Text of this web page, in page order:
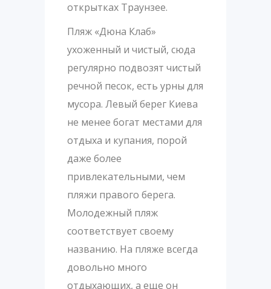
открытках Траунзее.
Пляж «Дюна Клаб»
ухоженный и чистый, сюда
регулярно подвозят чистый
речной песок, есть урны для
мусора. Левый берег Киева
не менее богат местами для
отдыха и купания, порой
даже более
привлекательными, чем
пляжи правого берега.
Молодежный пляж
соответствует своему
названию. На пляже всегда
довольно много
отдыхающих, а еще он